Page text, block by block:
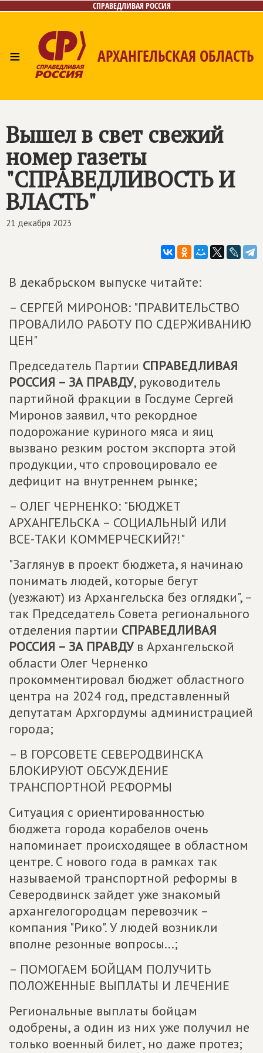
СПРАВЕДЛИВАЯ РОССИЯ
≡ АРХАНГЕЛЬСКАЯ ОБЛАСТЬ
Вышел в свет свежий
номер газеты
"СПРАВЕДЛИВОСТЬ И
ВЛАСТЬ"
21 декабря 2023
В декабрьском выпуске читайте:
– СЕРГЕЙ МИРОНОВ: "ПРАВИТЕЛЬСТВО
ПРОВАЛИЛО РАБОТУ ПО СДЕРЖИВАНИЮ
ЦЕН"
Председатель Партии СПРАВЕДЛИВАЯ
РОССИЯ – ЗА ПРАВДУ, руководитель
партийной фракции в Госдуме Сергей
Миронов заявил, что рекордное
подорожание куриного мяса и яиц
вызвано резким ростом экспорта этой
продукции, что спровоцировало ее
дефицит на внутреннем рынке;
– ОЛЕГ ЧЕРНЕНКО: "БЮДЖЕТ
АРХАНГЕЛЬСКА – СОЦИАЛЬНЫЙ ИЛИ
ВСЕ-ТАКИ КОММЕРЧЕСКИЙ?!"
"Заглянув в проект бюджета, я начинаю
понимать людей, которые бегут
(уезжают) из Архангельска без оглядки", –
так Председатель Совета регионального
отделения партии СПРАВЕДЛИВАЯ
РОССИЯ – ЗА ПРАВДУв Архангельской
области Олег Черненко
прокомментировал бюджет областного
центра на 2024 год, представленный
депутатам Архгордумы администрацией
города;
– В ГОРСОВЕТЕ СЕВЕРОДВИНСКА
БЛОКИРУЮТ ОБСУЖДЕНИЕ
ТРАНСПОРТНОЙ РЕФОРМЫ
Ситуация с ориентированностью
бюджета города корабелов очень
напоминает происходящее в областном
центре. С нового года в рамках так
называемой транспортной реформы в
Северодвинск зайдет уже знакомый
архангелогородцам перевозчик –
компания "Рико". У людей возникли
вполне резонные вопросы...;
– ПОМОГАЕМ БОЙЦАМ ПОЛУЧИТЬ
ПОЛОЖЕННЫЕ ВЫПЛАТЫ И ЛЕЧЕНИЕ
Региональные выплаты бойцам
одобрены, а один из них уже получил не
только военный билет, но даже протез;